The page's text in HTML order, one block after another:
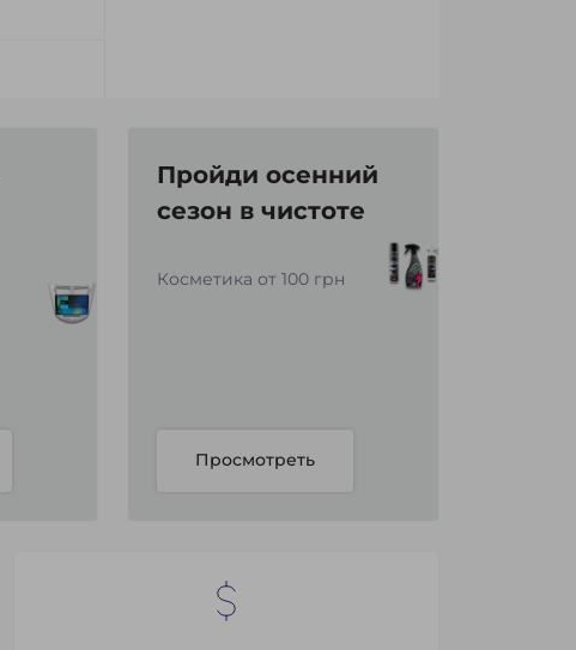
Пройди осенний
сезон в чистоте
Косметика от 100 грн
Просмотреть